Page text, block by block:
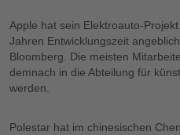
Apple hat sein Elektroauto-
Jahren Entwicklungszeit
Bloomberg. Die meisten
demnach in die Abteilung für
werden.
Polestar hat im chinesischen